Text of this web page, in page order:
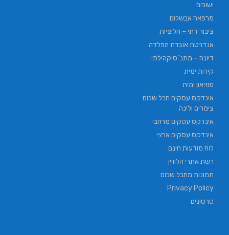
ישובים
מרפאה אבשלום
ציבור דתי – חלוציות
אנדרטת אוגדת הפלדה
דיונה – מתנ"ס קהילתי
קירות ימית
מוזיאון ימית
אינדקס עסקים חבל שלום
צימרים ולינה
אינדקס עסקים מרחבי
אינדקס עסקים ארצי
לוח מודעות חינם
רשת אתרי הלוויין
תמונות מחבל שלום
Privacy Policy
סרטונים